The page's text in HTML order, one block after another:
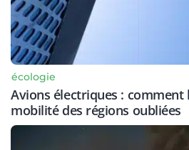
écologie
Avions électriques : comment
mobilité des régions oubliées